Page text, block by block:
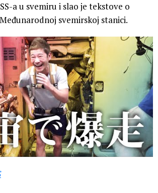
a u svemiru i slao je tekstove o
svemirskoj stanici.